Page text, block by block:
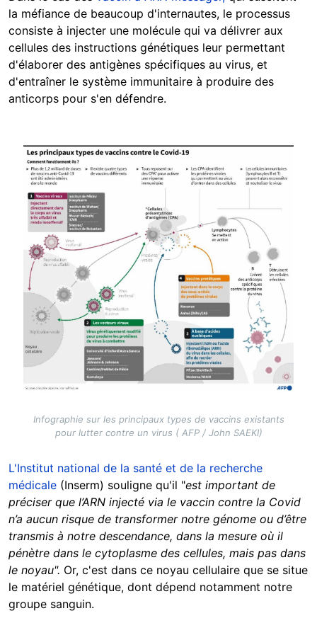
la méfiance de beaucoup d'internautes, le processus
consiste à injecter une molécule qui va délivrer aux
cellules des instructions génétiques leur permettant
d'élaborer des antigènes spécifiques au virus, et
d'entraîner le système immunitaire à produire des
anticorps pour s'en défendre.
Image
Infographie sur les principaux types de vaccins existants
pour lutter contre un virus ( AFP / John SAEKI)
L'Institut national de la santé et de la recherche
médicale (Inserm) souligne qu'il "est important de
préciser que l’ARN injecté via le vaccin contre la Covid
n’a aucun risque de transformer notre génome ou d’être
transmis à notre descendance, dans la mesure où il
pénètre dans le cytoplasme des cellules, mais pas dans
le noyau". Or, c'est dans ce noyau cellulaire que se situe
le matériel génétique, dont dépend notamment notre
groupe sanguin.